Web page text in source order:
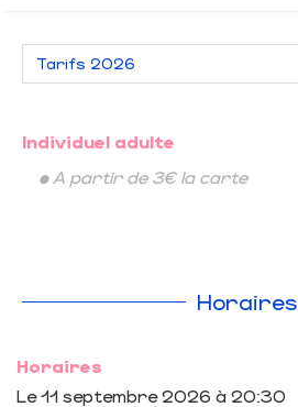
Individuel adulte
• A partir de 3€ la carte
Horaires
Horaires
Le 11 septembre 2026 à 20:30